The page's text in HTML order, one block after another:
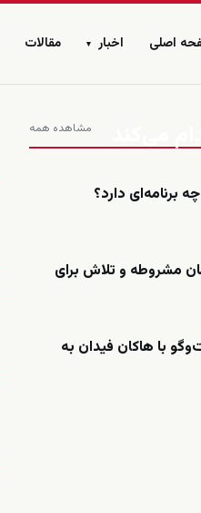
اصلی اخبار ▾ مقالات
مشاهده همه می‌کند
برنامه‌ای دارد؟
مشروطه و تلاش برای
با هاکان فیدان به